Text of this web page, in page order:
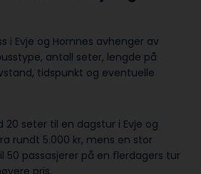
i Evje og Hornnes avhenger av
antall seter, lengde på
tidspunkt og eventuelle
20 seter til en dagstur i Evje og
rundt 5.000 kr, mens en stor
50 passasjerer på en flerdagers tur
pris.